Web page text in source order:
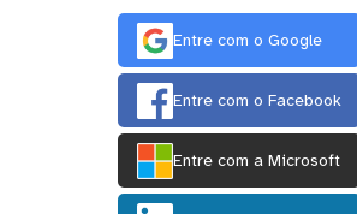
Entre com o Google
Entre com o Facebook
Entre com a Microsoft